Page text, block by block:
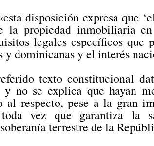
disposición expresa que
la propiedad inmobiliaria
legales específicos
y dominicanas y el interés
texto constitucional
y no se explica que hayan
al respecto, pese a la gran
vez que garantiza la
terrestre de la